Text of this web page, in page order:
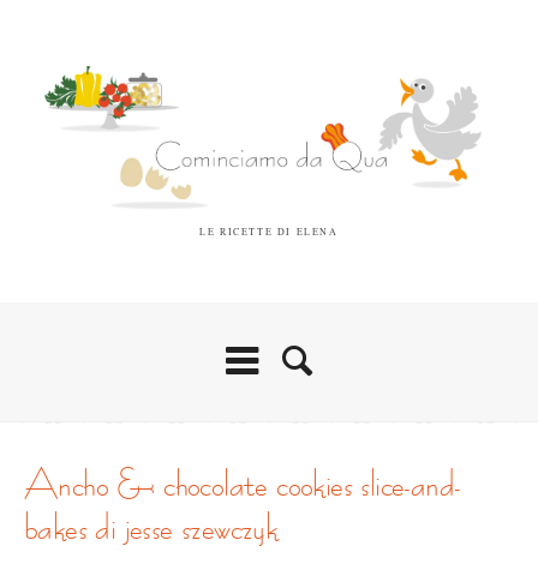
LE RICETTE DI ELENA
ancho & chocolate cookies slice-and-
bakes di jesse szewczyk